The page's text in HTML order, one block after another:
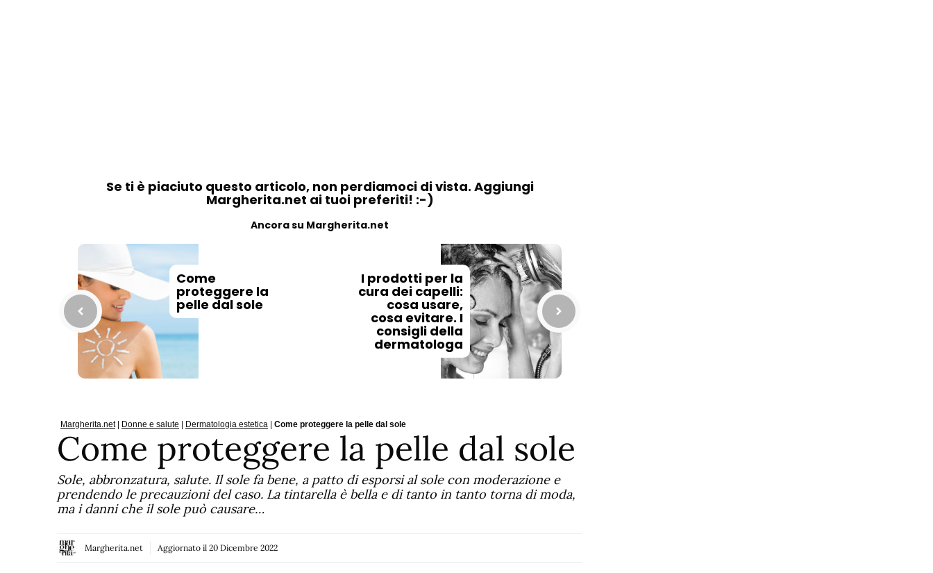
Se ti è piaciuto questo articolo, non perdiamoci di vista. Aggiungi
Margherita.net ai tuoi preferiti! :-)
Ancora su Margherita.net
Come
proteggere la
pelle dal sole
I prodotti per la
cura dei capelli:
cosa usare,
cosa evitare. I
consigli della
dermatologa
Margherita.net| Donne e salute | Dermatologia estetica | Come proteggere la pelle dal sole
Come proteggere la pelle dal sole
Sole, abbronzatura, salute. Il sole fa bene, a patto di esporsi al sole con moderazione e
prendendo le precauzioni del caso. La tintarella è bella e di tanto in tanto torna di moda,
ma i danni che il sole può causare…
Margherita.net Aggiornato il 20 Dicembre 2022